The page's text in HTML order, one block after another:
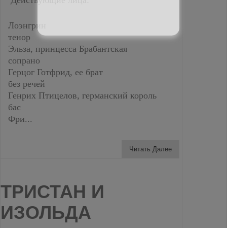
Лоэнгрин
тенор
Эльза, принцесса Брабантская
сопрано
Герцог Готфрид, ее брат
без речей
Генрих Птицелов, германский король
бас
Фри...
Читать Далее
ТРИСТАН И
ИЗОЛЬДА